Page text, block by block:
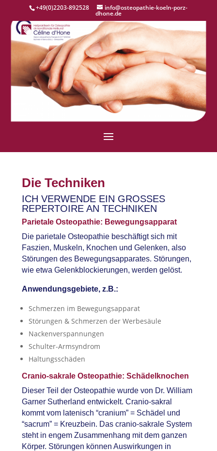
+49(0)2203-892528 info@osteopathie-koeln-porz-
dhone.de
Die Techniken
ICH VERWENDE EIN GROSSES R
EPERTOIRE AN TECHNIKEN
Parietale Osteopathie: Bewegungsapparat
Die parietale Osteopathie beschäftigt sich mit
Faszien, Muskeln, Knochen und Gelenken, also
Störungen des Bewegungsapparates. Störungen,
wie etwa Gelenkblockierungen, werden gelöst.
Anwendungsgebiete, z.B.:
Schmerzen im Bewegungsapparat
Störungen & Schmerzen der Werbesäule
Nackenverspannungen
Schulter-Armsyndrom
Haltungsschäden
Cranio-sakrale Osteopathie: Schädelknochen
Dieser Teil der Osteopathie wurde von Dr. William
Garner Sutherland entwickelt. Cranio-sakral
kommt vom latenisch “cranium” = Schädel und
“sacrum” = Kreuzbein. Das cranio-sakrale System
steht in engem Zusammenhang mit dem ganzen
Körper. Störungen können Auswirkungen in